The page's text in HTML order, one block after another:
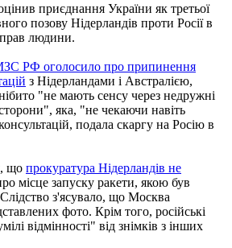
приєднання України як третьої
позову Нідерландів проти Росії в
людини.
РФ оголосило про припинення
з Нідерландами і Австралією,
"не мають сенсу через недружні
яка, "не чекаючи навіть
подала скаргу на Росію в
що прокуратура Нідерландів не
місце запуску ракети, якою був
з'ясувало, що Москва
фото. Крім того, російські
відмінності" від знімків з інших